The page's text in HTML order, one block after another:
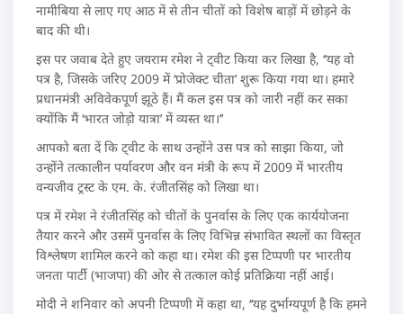
नामीबिया से लाए गए आठ में से तीन चीतों को विशेष बाड़ों में छोड़ने के
बाद की थी।
इस पर जवाब देते हुए जयराम रमेश ने ट्वीट किया कर लिखा है, ‘‘यह वो
पत्र है, जिसके जरिए 2009 में ‘प्रोजेक्ट चीता’ शुरू किया गया था। हमारे
प्रधानमंत्री अविवेकपूर्ण झूठे हैं। मैं कल इस पत्र को जारी नहीं कर सका
क्योंकि मैं ‘भारत जोड़ो यात्रा’ में व्यस्त था।’’
आपको बता दें कि ट्वीट के साथ उन्होंने उस पत्र को साझा किया, जो
उन्होंने तत्कालीन पर्यावरण और वन मंत्री के रूप में 2009 में भारतीय
वन्यजीव ट्रस्ट के एम. के. रंजीतसिंह को लिखा था।
पत्र में रमेश ने रंजीतसिंह को चीतों के पुनर्वास के लिए एक कार्ययोजना
तैयार करने और उसमें पुनर्वास के लिए विभिन्न संभावित स्थलों का विस्तृत
विश्लेषण शामिल करने को कहा था। रमेश की इस टिप्पणी पर भारतीय
जनता पार्टी (भाजपा) की ओर से तत्काल कोई प्रतिक्रिया नहीं आई।
मोदी ने शनिवार को अपनी टिप्पणी में कहा था, ‘‘यह दुर्भाग्यपूर्ण है कि हमने